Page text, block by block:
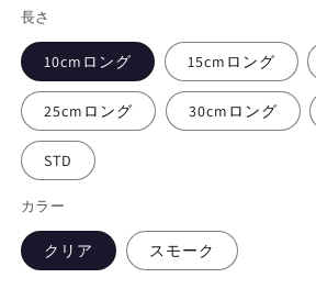
長さ
10cmロング 15cmロング
25cmロング 30cmロング
STD
カラー
クリア スモーク